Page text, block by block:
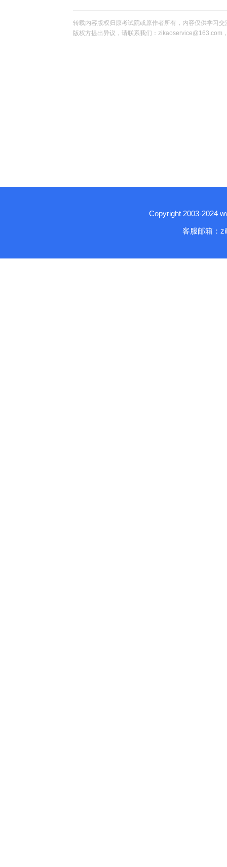
转载内容版权归原考试院或原作者所有，内容仅供学习
版权方提出异议，请联系我们：zikaoservice@163.com
Copyright 2003-2024
客服邮箱：